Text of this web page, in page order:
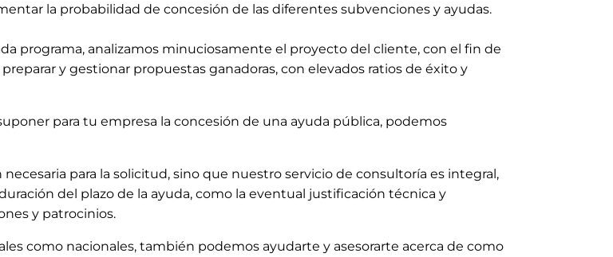
la probabilidad de concesión de las diferentes subvenciones y ayudas.
programa, analizamos minuciosamente el proyecto del cliente, con el fin de
y gestionar propuestas ganadoras, con elevados ratios de éxito y
para tu empresa la concesión de una ayuda pública, podemos
para la solicitud, sino que nuestro servicio de consultoría es integral,
del plazo de la ayuda, como la eventual justificación técnica y
y patrocinios.
como nacionales, también podemos ayudarte y asesorarte acerca de como